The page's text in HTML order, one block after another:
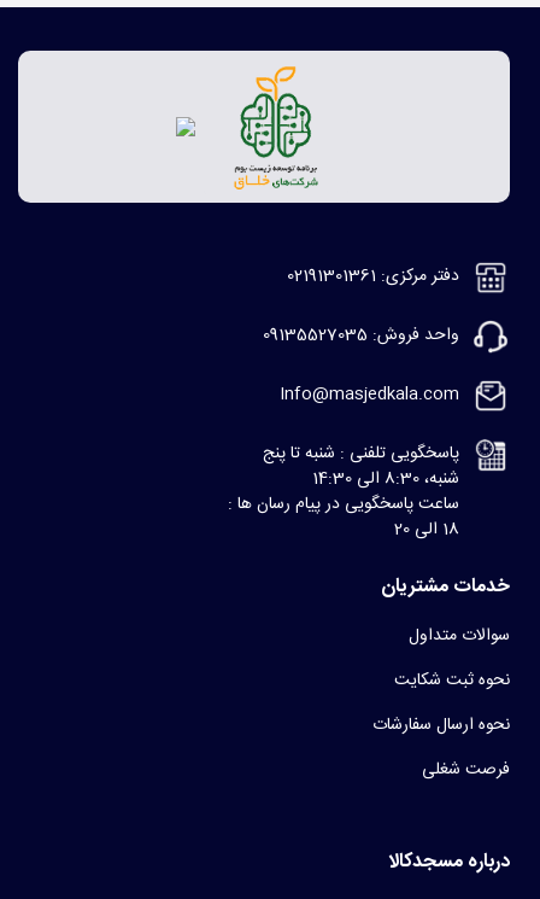
دفتر مرکزی: 02191301361
واحد فروش: 09135527035
Info@masjedkala.com
پاسخگویی تلفنی : شنبه تا پنج
شنبه، 8:30 الی 14:30
ساعت پاسخگویی در پیام رسان ها :
18 الی 20
خدمات مشتریان
سوالات متداول
نحوه ثبت شکایت
نحوه ارسال سفارشات
فرصت شغلی
درباره مسجدکالا